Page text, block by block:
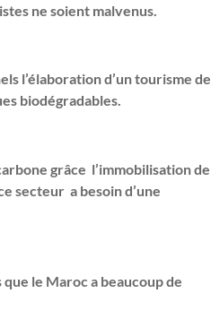
ne soient malvenus.
l’élaboration d’un tourisme de
biodégradables.
grâce l’immobilisation de
secteur a besoin d’une
le Maroc a beaucoup de